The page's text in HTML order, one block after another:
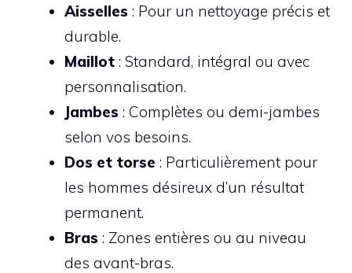
Aisselles : Pour un nettoyage précis et
durable.
Maillot : Standard, intégral ou avec
personnalisation.
Jambes : Complètes ou demi-jambes
selon vos besoins.
Dos et torse : Particulièrement pour
les hommes désireux d’un résultat
permanent.
Bras : Zones entières ou au niveau
des avant-bras.